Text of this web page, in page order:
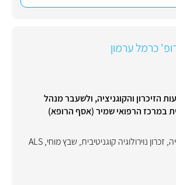
כרמל ערמון
הזיכרון והקוגניציה, ולשעבר מנהל
במרכז הרפואי שמיר (אסף הרופא)
, זכרון נוירולוגיה קוגניטיבית, שבץ מוחי,
ALS